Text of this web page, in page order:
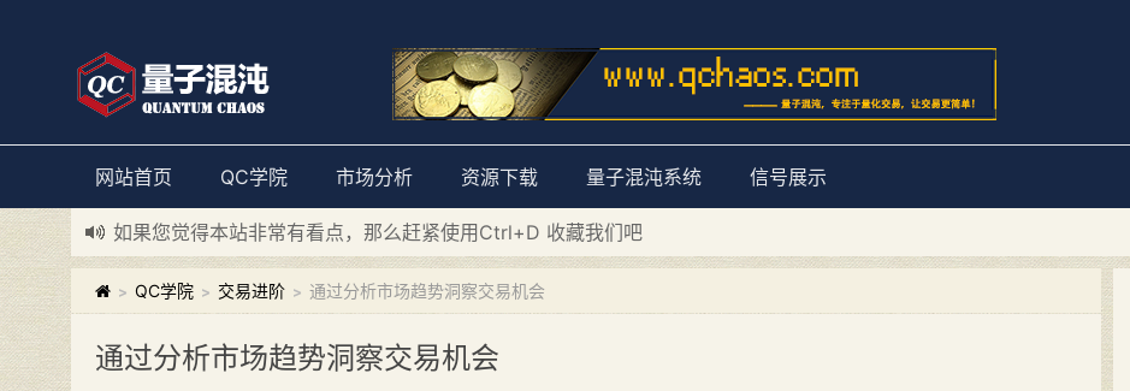
网站首页 QC学院 市场分析 资源下载 量子混沌系统 信号展示
如果您觉得本站非常有看点，那么赶紧使用Ctrl+D 收藏我们吧
新添加量子混沌系统板块，欢迎大家访问！---“量子混沌系统”
> QC学院 > 交易进阶 > 通过分析市场趋势洞察交易机会
通过分析市场趋势洞察交易机会